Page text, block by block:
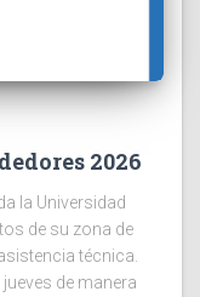
2026
la Universidad
de su zona de
técnica.
de manera